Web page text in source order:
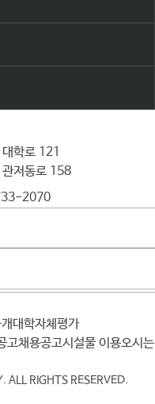
대학로 121
관저동로 158
2070
개
대학자체평가
공고 채용공고 시설물 이용
오시
ALL RIGHTS RESERVED.